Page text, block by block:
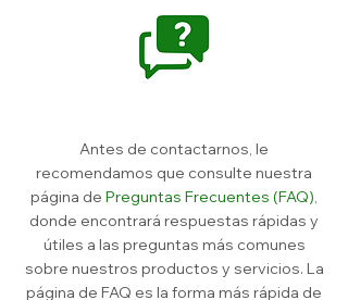
Antes de contactarnos, le
recomendamos que consulte nuestra
página de Preguntas Frecuentes (FAQ),
donde encontrará respuestas rápidas y
útiles a las preguntas más comunes
sobre nuestros productos y servicios. La
página de FAQ es la forma más rápida de